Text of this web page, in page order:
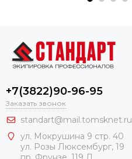
+7(3822)90-96-95
Заказать звонок
standart@mail.tomsknet.ru
ул. Мокрушина 9 стр. 40
ул. Розы Люксембург, 19